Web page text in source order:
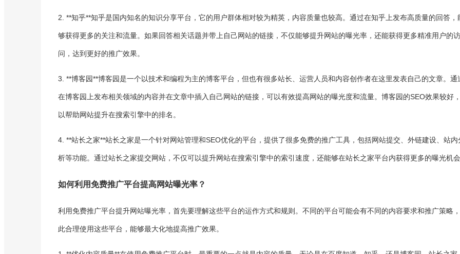
2. **知乎**知乎是国内知名的知识分享平台，它的用户群体相对较为精英，内容质量也较高。通过在知乎上发布高质量的回答，
够获得更多的关注和流量。如果回答相关话题并带上自己网站的链接，不仅能够提升网站的曝光率，还能获得更多精准用户的访
问，达到更好的推广效果。
3. **博客园**博客园是一个以技术和编程为主的博客平台，但也有很多站长、运营人员和内容创作者在这里发表自己的文章。通
在博客园上发布相关领域的内容并在文章中插入自己网站的链接，可以有效提高网站的曝光度和流量。博客园的SEO效果较好
以帮助网站提升在搜索引擎中的排名。
4. **站长之家**站长之家是一个针对网站管理和SEO优化的平台，提供了很多免费的推广工具，包括网站提交、外链建设、站内
析等功能。通过站长之家提交网站，不仅可以提升网站在搜索引擎中的索引速度，还能够在站长之家平台内获得更多的曝光机会
如何利用免费推广平台提高网站曝光率？
利用免费推广平台提升网站曝光率，首先要理解这些平台的运作方式和规则。不同的平台可能会有不同的内容要求和推广策略
此合理使用这些平台，能够最大化地提高推广效果。